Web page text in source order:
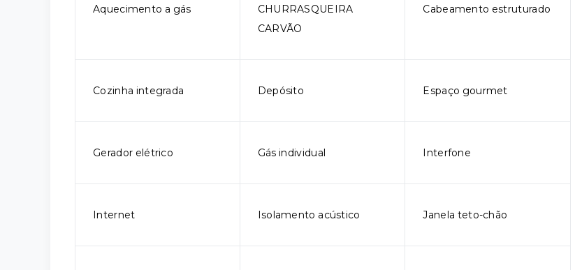
Aquecimento a gás
CHURRASQUEIRA
CARVÃO
Cabeamento estruturado
Cozinha integrada Depósito Espaço gourmet
Gerador elétrico Gás individual Interfone
Internet Isolamento acústico Janela teto-chão